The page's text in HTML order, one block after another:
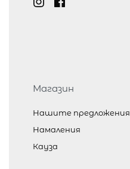
Магазин
Нашите предложения
Намаления
Кауза